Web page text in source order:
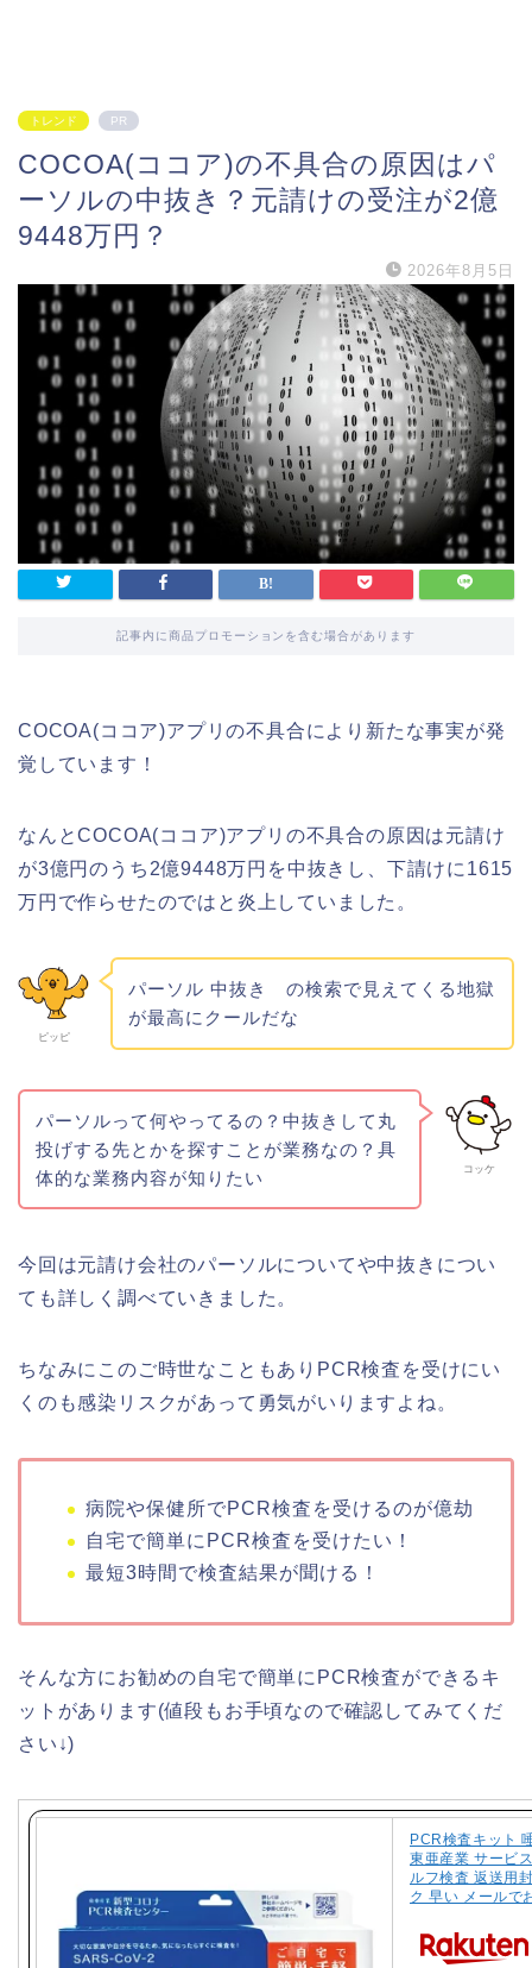
トレンド PR
COCOA(ココア)の不具合の原因はパ
ーソルの中抜き？元請けの受注が2億
9448万円？
2026年8月5日
記事内に商品プロモーションを含む場合があります
COCOA(ココア)アプリの不具合により新たな事実が発
覚しています！
なんとCOCOA(ココア)アプリの不具合の原因は元請け
が3億円のうち2億9448万円を中抜きし、下請けに1615
万円で作らせたのではと炎上していました。
ピッピ
パーソル 中抜き
の検索で見えてくる地獄
が最高にクールだな
コッケ
パーソルって何やってるの？ 中抜き して丸
投げする先とかを探すことが業務なの？具
体的な業務内容が知りたい
今回は元請け会社のパーソルについてや中抜きについ
ても詳しく調べていきました。
ちなみにこのご時世なこともありPCR検査を受けにい
くのも感染リスクがあって勇気がいりますよね。
病院や保健所でPCR検査を受けるのが億劫
自宅で簡単にPCR検査を受けたい！
最短3時間で検査結果が聞ける！
そんな方にお勧めの自宅で簡単にPCR検査ができるキ
ットがあります(値段もお手頃なので確認してみてくだ
さい↓)
PCR検査キット
東亜産業 サービ
ルフ検査 返送用
ク 早い メールで